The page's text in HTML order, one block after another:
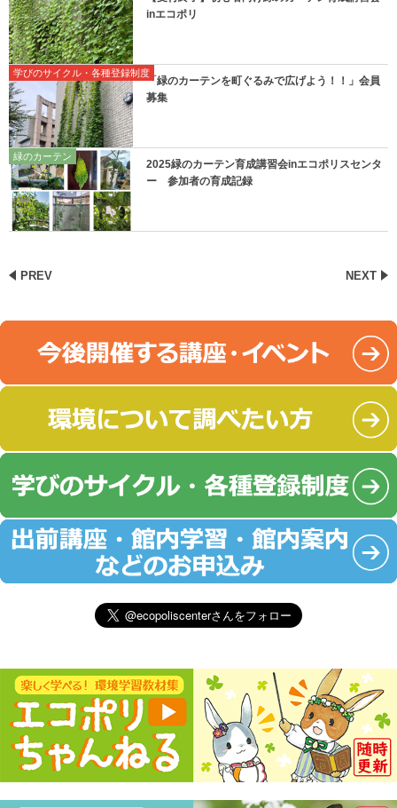
inエコポリ
学びのサイクル・各種登録制度
「緑のカーテンを町ぐるみで広げよう！！」会員
募集
緑のカーテン
2025緑のカーテン育成講習会inエコポリスセンタ
ー 参加者の育成記録
PREV NEXT